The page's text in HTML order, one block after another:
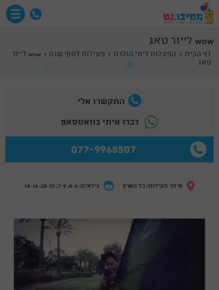
wow לייזר טאג
דף הבית הפעלות לימי הולדת פעילות לסוף שנה
wow לייזר
טאג
התקשרו אלי
דברו איתי בוואטסאפ
077-9968507
איזור פעילות: כל הארץ גילאים: 4-6, 7-9, 10-13, 14-16